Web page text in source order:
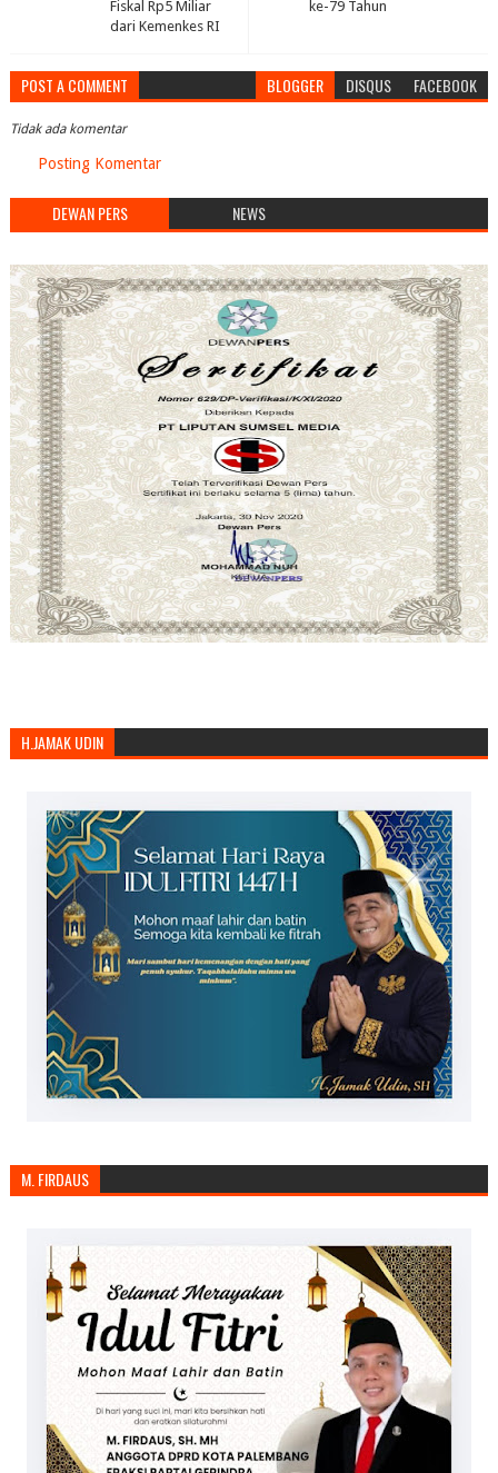
ke-79 Tahun
Fiskal Rp5 Miliar
dari Kemenkes RI
POST A COMMENT BLOGGER DISQUS FACEBOOK
Tidak ada komentar
Posting Komentar
DEWAN PERS NEWS
H.JAMAK UDIN
M. FIRDAUS